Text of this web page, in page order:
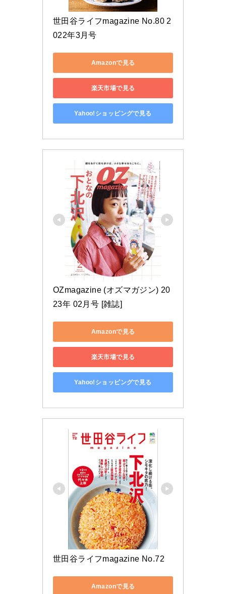
世田谷ライフmagazine No.80 2
022年3月号
Amazonで見る
楽天市場で見る
Yahoo!ショッピングで見る
OZmagazine (オズマガジン) 20
23年 02月号 [雑誌]
Amazonで見る
楽天市場で見る
Yahoo!ショッピングで見る
世田谷ライフmagazine No.72
Amazonで見る